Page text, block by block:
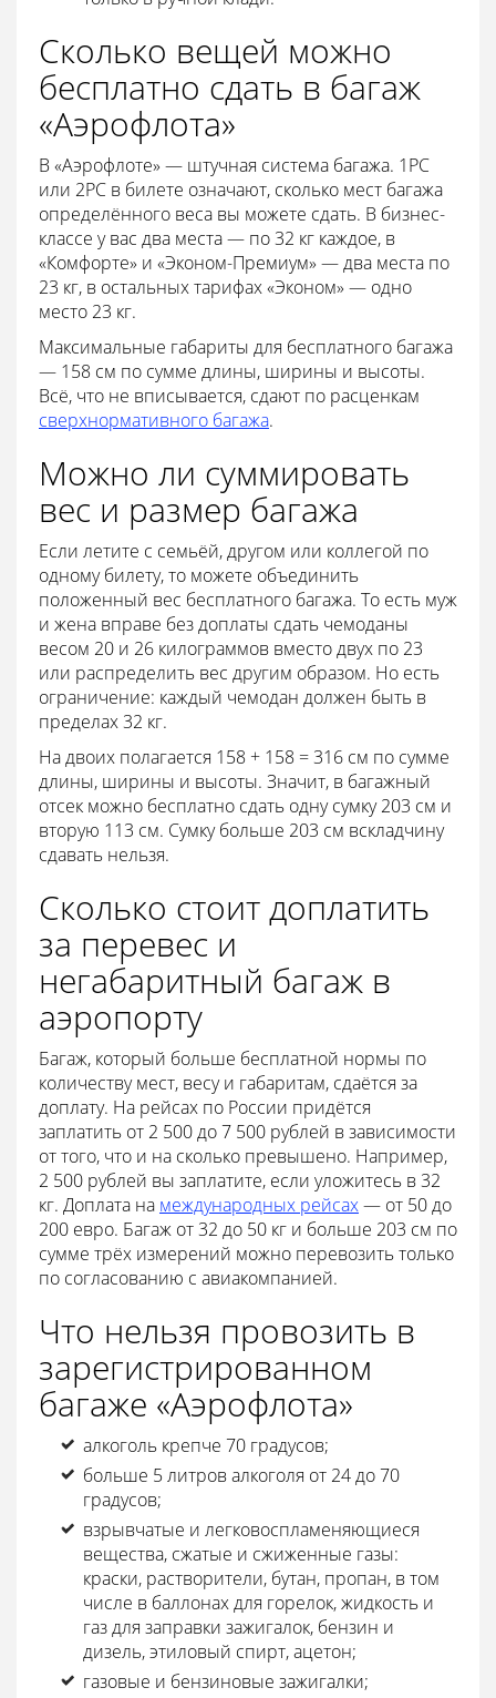
Сколько вещей можно
бесплатно сдать в багаж
«Аэрофлота»
В «Аэрофлоте» — штучная система багажа. 1PC
или 2PC в билете означают, сколько мест багажа
определённого веса вы можете сдать. В бизнес-
классе у вас два места — по 32 кг каждое, в
«Комфорте» и «Эконом-Премиум» — два места по
23 кг, в остальных тарифах «Эконом» — одно
место 23 кг.
Максимальные габариты для бесплатного багажа
— 158 см по сумме длины, ширины и высоты.
Всё, что не вписывается, сдают по расценкам
сверхнормативного багажа.
Можно ли суммировать
вес и размер багажа
Если летите с семьёй, другом или коллегой по
одному билету, то можете объединить
положенный вес бесплатного багажа. То есть муж
и жена вправе без доплаты сдать чемоданы
весом 20 и 26 килограммов вместо двух по 23
или распределить вес другим образом. Но есть
ограничение: каждый чемодан должен быть в
пределах 32 кг.
На двоих полагается 158 + 158 = 316 см по сумме
длины, ширины и высоты. Значит, в багажный
отсек можно бесплатно сдать одну сумку 203 см и
вторую 113 см. Сумку больше 203 см вскладчину
сдавать нельзя.
Сколько стоит доплатить
за перевес и
негабаритный багаж в
аэропорту
Багаж, который больше бесплатной нормы по
количеству мест, весу и габаритам, сдаётся за
доплату. На рейсах по России придётся
заплатить от 2 500 до 7 500 рублей в зависимости
от того, что и на сколько превышено. Например,
2 500 рублей вы заплатите, если уложитесь в 32
кг. Доплата на международных рейсах— от 50 до
200 евро. Багаж от 32 до 50 кг и больше 203 см по
сумме трёх измерений можно перевозить только
по согласованию с авиакомпанией.
Что нельзя провозить в
зарегистрированном
багаже «Аэрофлота»
алкоголь крепче 70 градусов;
больше 5 литров алкоголя от 24 до 70
градусов;
взрывчатые и легковоспламеняющиеся
вещества, сжатые и сжиженные газы:
краски, растворители, бутан, пропан, в том
числе в баллонах для горелок, жидкость и
газ для заправки зажигалок, бензин и
дизель, этиловый спирт, ацетон;
газовые и бензиновые зажигалки;